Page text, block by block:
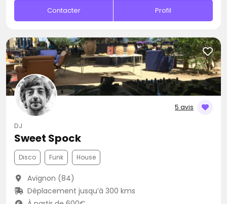
Contacter Profil
5 avis
DJ
Sweet Spock
Disco Funk House
Avignon (84)
Déplacement jusqu’à 300 kms